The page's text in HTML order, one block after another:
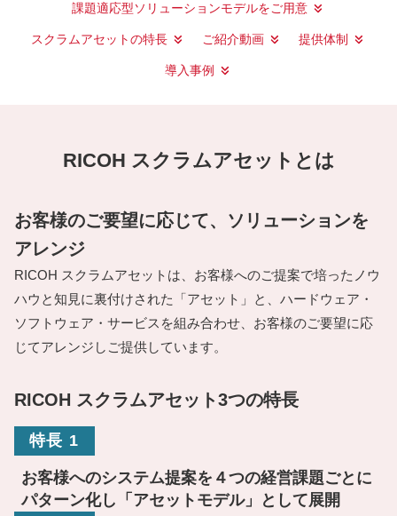
課題適応型ソリューションモデルをご用意
スクラムアセットの特長 ご紹介動画 提供体制
導入事例
RICOH スクラムアセットとは
お客様のご要望に応じて、ソリューションを
アレンジ
RICOH スクラムアセットは、お客様へのご提案で培ったノウ
ハウと知見に裏付けされた「アセット」と、ハードウェア・
ソフトウェア・サービスを組み合わせ、お客様のご要望に応
じてアレンジしご提供しています。
RICOH スクラムアセット3つの特長
特長 1
お客様へのシステム提案を４つの経営課題ごとに
パターン化し「アセットモデル」として展開